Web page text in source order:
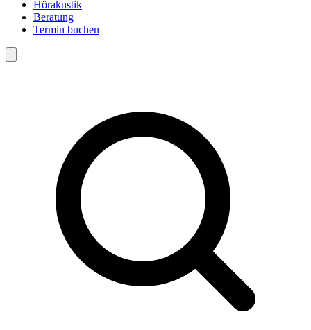
Hörakustik
Beratung
Termin buchen